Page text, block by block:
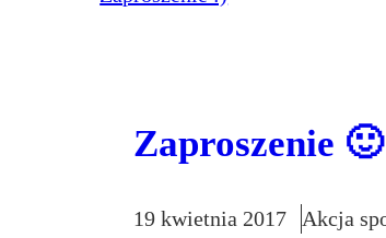
Zaproszenie 🙂
19 kwietnia 2017 Akcja